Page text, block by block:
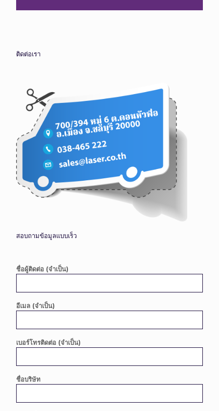
ติดต่อเรา
สอบถามข้อมูลแบบเร็ว
ชื่อผู้ติดต่อ (จำเป็น)
อีเมล (จำเป็น)
เบอร์โทรติดต่อ (จำเป็น)
ชื่อบริษัท